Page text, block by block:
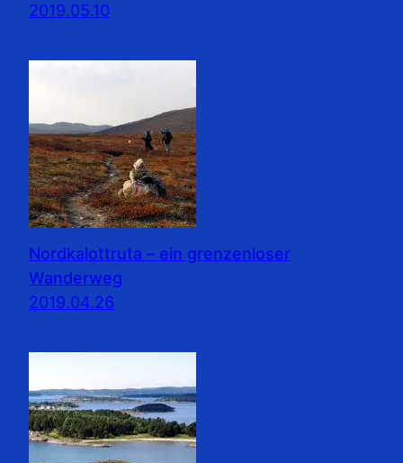
2019.05.10
Nordkalottruta – ein grenzenloser
Wanderweg
2019.04.26